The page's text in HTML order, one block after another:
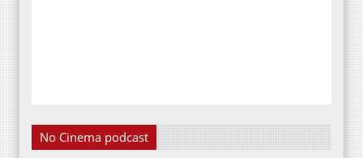
No Cinema podcast